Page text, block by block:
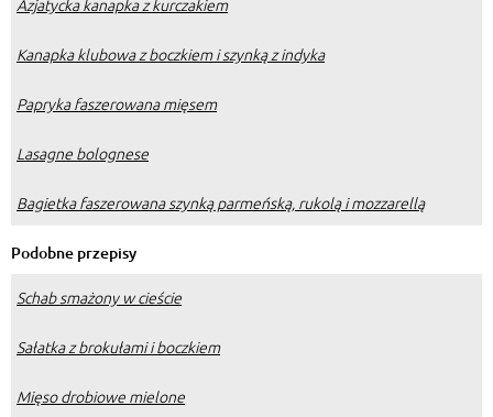
Kanapka klubowa z boczkiem i szynką z indyka
Papryka faszerowana mięsem
Lasagne bolognese
Bagietka faszerowana szynką parmeńską, rukolą i mozzarellą
Podobne przepisy
Schab smażony w cieście
Sałatka z brokułami i boczkiem
Mięso drobiowe mielone